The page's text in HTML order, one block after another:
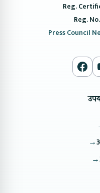
Reg.
Reg.
Press Council
→
→